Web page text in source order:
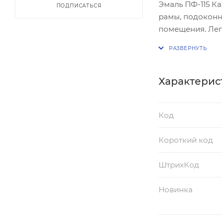
Эмаль ПФ-115
рамы,
помещения.
Осыпающиеся и
применению.
80%. Избегать
одной партии и
Код
Короткий код
ШтрихКод
Новинка
ПОДПИСАТЬСЯ